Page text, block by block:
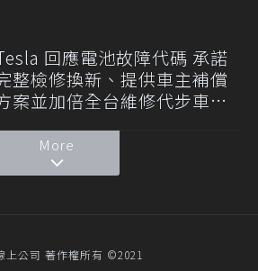
回應電池故障代碼 承諾
整檢修換新、提供車主補償
案並加倍全台維修代步車數
More
上公司 著作權所有 ©2021